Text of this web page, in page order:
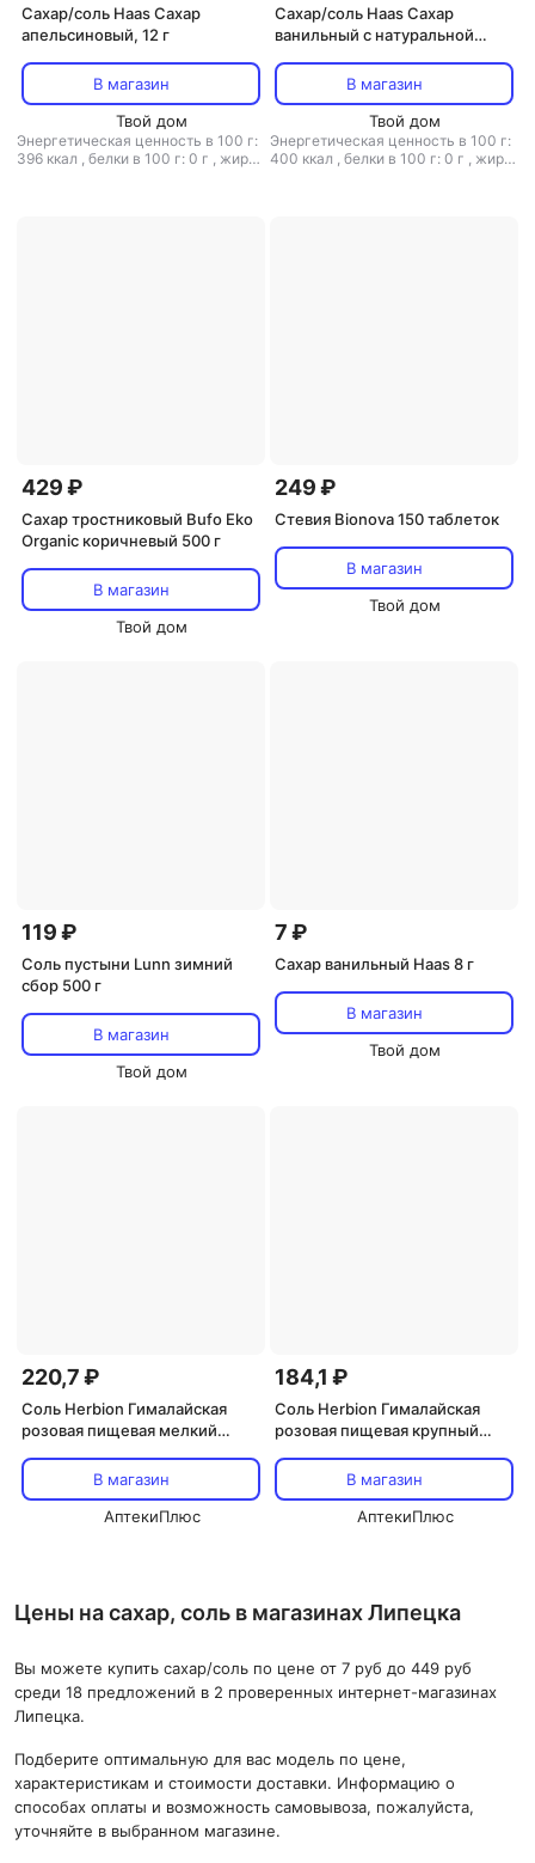
Сахар/соль Haas Сахар
апельсиновый, 12 г
В магазин
Твой дом
Энергетическая ценность в 100 г:
396 ккал , белки в 100 г: 0 г , жиры
Сахар/соль Haas Сахар
ванильный с натуральной
В магазин
Твой дом
Энергетическая ценность в 100 г:
400 ккал , белки в 100 г: 0 г , жиры
429 ₽
Сахар тростниковый Bufo Eko
Organic коричневый 500 г
В магазин
Твой дом
249 ₽
Стевия Bionova 150 таблеток
В магазин
Твой дом
119 ₽
Соль пустыни Lunn зимний
сбор 500 г
В магазин
Твой дом
7 ₽
Сахар ванильный Haas 8 г
В магазин
Твой дом
220,7 ₽
Соль Herbion Гималайская
розовая пищевая мелкий
В магазин
АптекиПлюс
184,1 ₽
Соль Herbion Гималайская
розовая пищевая крупный
В магазин
АптекиПлюс
Цены на сахар, соль в магазинах Липецка
Вы можете купить сахар/соль по цене от 7 руб до 449 руб
среди 18 предложений в 2 проверенных интернет-магазинах
Липецка.
Подберите оптимальную для вас модель по цене,
характеристикам и стоимости доставки. Информацию о
способах оплаты и возможность самовывоза, пожалуйста,
уточняйте в выбранном магазине.